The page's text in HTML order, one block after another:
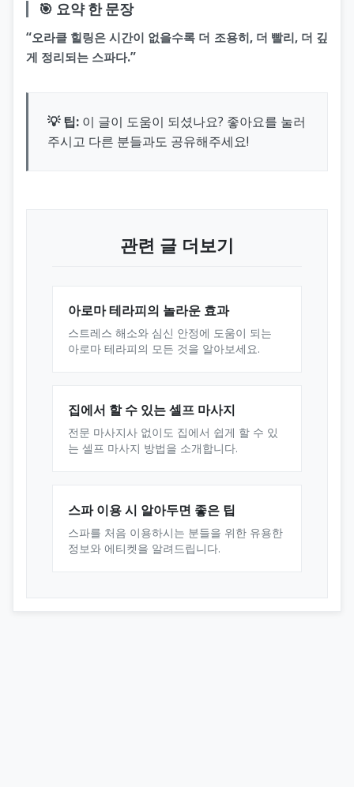
🎯 요약 한 문장
“오라클 힐링은 시간이 없을수록 더 조용히, 더 빨리, 더 깊
게 정리되는 스파다.”
💡 팁: 이 글이 도움이 되셨나요? 좋아요를 눌러
주시고 다른 분들과도 공유해주세요!
관련 글 더보기
아로마 테라피의 놀라운 효과
스트레스 해소와 심신 안정에 도움이 되는
아로마 테라피의 모든 것을 알아보세요.
집에서 할 수 있는 셀프 마사지
전문 마사지사 없이도 집에서 쉽게 할 수 있
는 셀프 마사지 방법을 소개합니다.
스파 이용 시 알아두면 좋은 팁
스파를 처음 이용하시는 분들을 위한 유용한
정보와 에티켓을 알려드립니다.